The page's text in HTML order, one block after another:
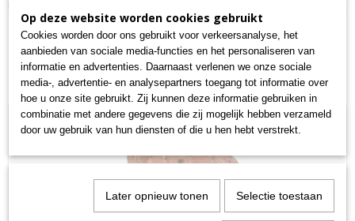
Ook interessant
Op deze website worden cookies gebruikt
Cookies worden door ons gebruikt voor verkeersanalyse, het
aanbieden van sociale media-functies en het personaliseren van
informatie en advertenties. Daarnaast verlenen we onze sociale
media-, advertentie- en analysepartners toegang tot informatie over
hoe u onze site gebruikt. Zij kunnen deze informatie gebruiken in
combinatie met andere gegevens die zij mogelijk hebben verzameld
door uw gebruik van hun diensten of die u hen hebt verstrekt.
Later opnieuw tonen Selectie toestaan